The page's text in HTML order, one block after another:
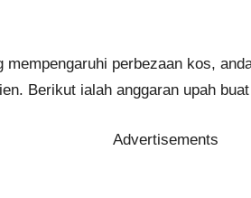
perbezaan kos,
Berikut ialah anggaran upah
Advertisements